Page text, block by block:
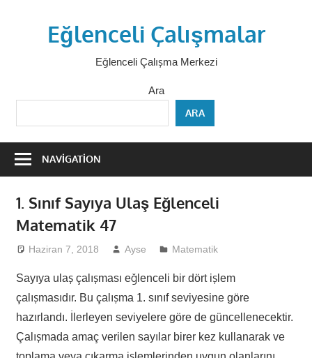
Eğlenceli Çalışmalar
Eğlenceli Çalışma Merkezi
Ara
ARA
NAVIGATION
1. Sınıf Sayıya Ulaş Eğlenceli
Matematik 47
Haziran 7, 2018 Ayse Matematik
Sayıya ulaş çalışması eğlenceli bir dört işlem
çalışmasıdır. Bu çalışma 1. sınıf seviyesine göre
hazırlandı. İlerleyen seviyelere göre de güncellenecektir.
Çalışmada amaç verilen sayılar birer kez kullanarak ve